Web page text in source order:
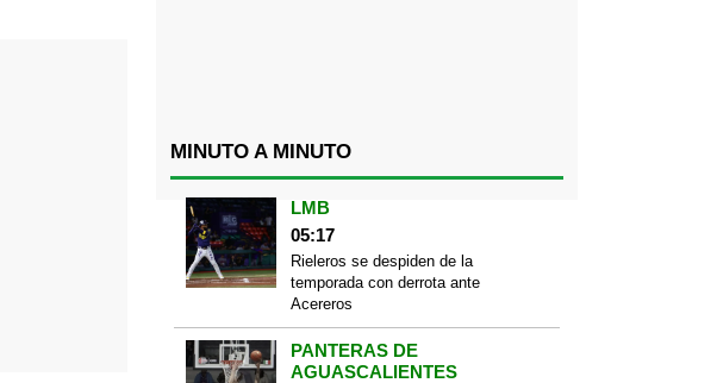
MINUTO A MINUTO
LMB
05:17
Rieleros se despiden de la
temporada con derrota ante
Acereros
PANTERAS DE
AGUASCALIENTES